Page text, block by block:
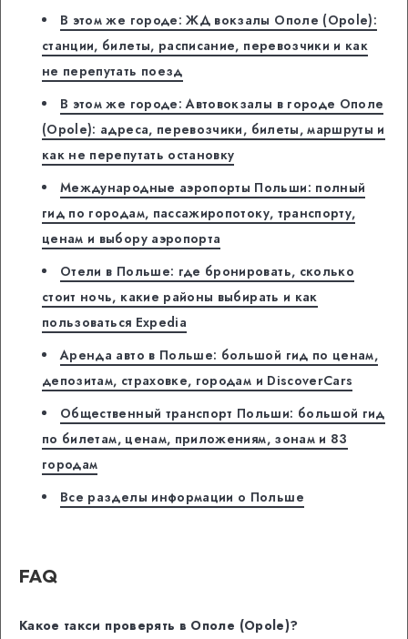
В этом же городе: ЖД вокзалы Ополе (Opole):
станции, билеты, расписание, перевозчики и как
не перепутать поезд
В этом же городе: Автовокзалы в городе Ополе
(Opole): адреса, перевозчики, билеты, маршруты и
как не перепутать остановку
Международные аэропорты Польши: полный
гид по городам, пассажиропотоку, транспорту,
ценам и выбору аэропорта
Отели в Польше: где бронировать, сколько
стоит ночь, какие районы выбирать и как
пользоваться Expedia
Аренда авто в Польше: большой гид по ценам,
депозитам, страховке, городам и DiscoverCars
Общественный транспорт Польши: большой гид
по билетам, ценам, приложениям, зонам и 83
городам
Все разделы информации о Польше
FAQ
Какое такси проверять в Ополе (Opole)?